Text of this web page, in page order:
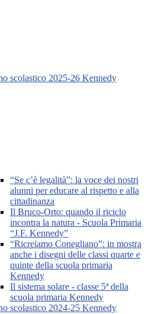
scolastico 2025-26 Kennedy
“Se c’è legalità”: la voce dei nostri
alunni per educare al rispetto e alla
cittadinanza
Il Bruco-Orto: quando il riciclo
incontra la natura - Scuola Primaria
“J.F. Kennedy”
“Ricreiamo Conegliano”: in mostra
anche i disegni delle classi quarte e
quinte della scuola primaria
Kennedy
Il sistema solare - classe 5ª della
scuola primaria Kennedy
scolastico 2024-25 Kennedy